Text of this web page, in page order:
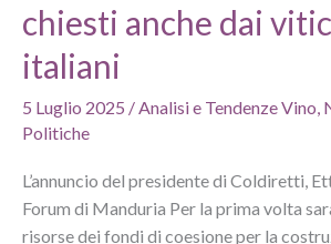
chiesti anche dai
italiani
5 Luglio 2025 / Analisi e Tendenze Vino
Politiche
L’annuncio del presidente di Coldiretti,
Forum di Manduria Per la prima volta
risorse dei fondi di coesione per la